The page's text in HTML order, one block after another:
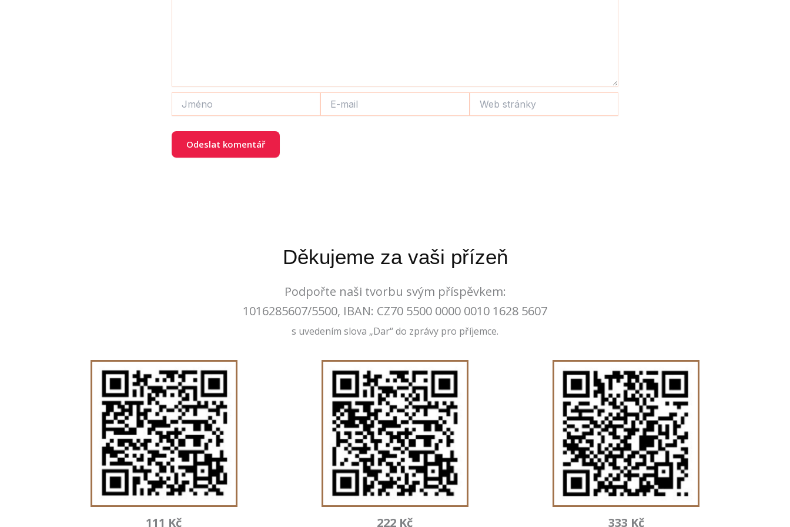
mail
stránky
Děkujeme za vaši přízeň
Podpořte naši tvorbu svým příspěvkem:
1016285607/5500, IBAN: CZ70 5500 0000 0010 1628 5607
s uvedením slova „Dar“ do zprávy pro příjemce.
111 Kč 222 Kč 333 Kč